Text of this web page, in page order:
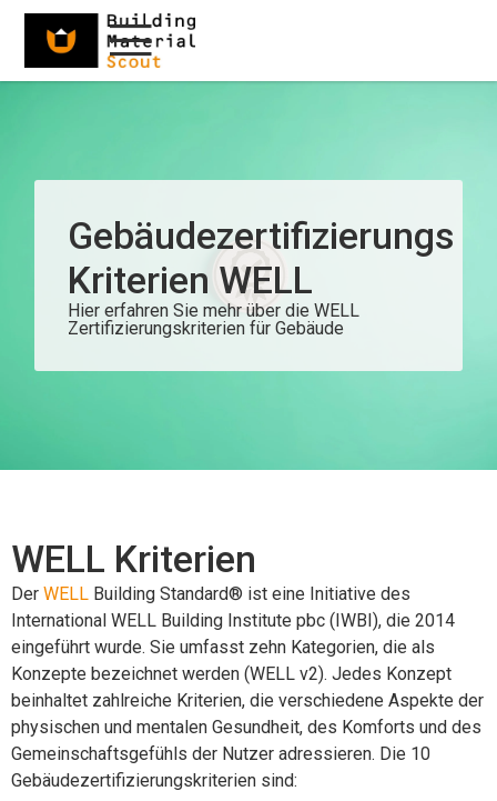
Gebäudezertifizierungs
Kriterien WELL
Hier erfahren Sie mehr über die WELL
Zertifizierungskriterien für Gebäude ​
WELL Kriterien
Der WELL Building Standard® ist eine Initiative des
International WELL Building Institute pbc (IWBI), die 2014
eingeführt wurde. Sie umfasst zehn Kategorien, die als
Konzepte bezeichnet werden (WELL v2). Jedes Konzept
beinhaltet zahlreiche Kriterien, die verschiedene Aspekte der
physischen und mentalen Gesundheit, des Komforts und des
Gemeinschaftsgefühls der Nutzer adressieren. Die 10
Gebäudezertifizierungskriterien sind: